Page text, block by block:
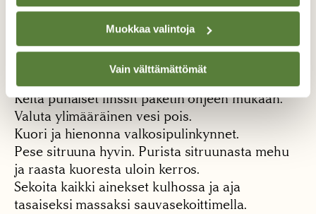
Muokkaa valintoja
Vain välttämättömät
5 rkl tomaattipyreetä
Keitä punaiset linssit paketin ohjeen mukaan.
Valuta ylimääräinen vesi pois.
Kuori ja hienonna valkosipulinkynnet.
Pese sitruuna hyvin. Purista sitruunasta mehu
ja raasta kuoresta uloin kerros.
Sekoita kaikki ainekset kulhossa ja aja
tasaiseksi massaksi sauvasekoittimella.